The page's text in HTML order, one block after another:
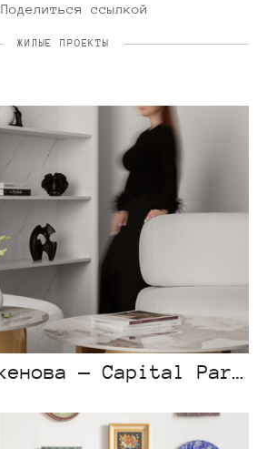
Поделиться ссылкой
ЖИЛЫЕ ПРОЕКТЫ
Динара Абикенова — Capital Park Light